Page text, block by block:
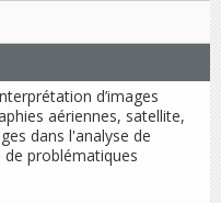
d’images
aériennes, satellite,
dans l'analyse de
problématiques